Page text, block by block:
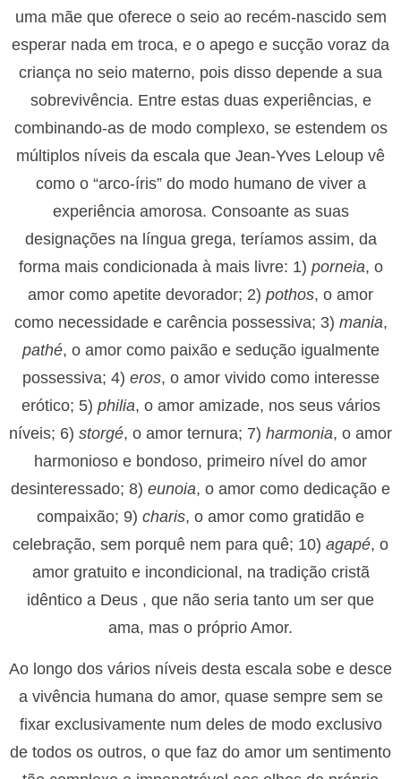
uma mãe que oferece o seio ao recém-nascido sem
esperar nada em troca, e o apego e sucção voraz da
criança no seio materno, pois disso depende a sua
sobrevivência. Entre estas duas experiências, e
combinando-as de modo complexo, se estendem os
múltiplos níveis da escala que Jean-Yves Leloup vê
como o “arco-íris” do modo humano de viver a
experiência amorosa. Consoante as suas
designações na língua grega, teríamos assim, da
forma mais condicionada à mais livre: 1) porneia, o
amor como apetite devorador; 2) pothos, o amor
como necessidade e carência possessiva; 3) mania,
pathé, o amor como paixão e sedução igualmente
possessiva; 4) eros, o amor vivido como interesse
erótico; 5) philia, o amor amizade, nos seus vários
níveis; 6) storgé, o amor ternura; 7) harmonia, o amor
harmonioso e bondoso, primeiro nível do amor
desinteressado; 8) eunoia, o amor como dedicação e
compaixão; 9) charis, o amor como gratidão e
celebração, sem porquê nem para quê; 10) agapé, o
amor gratuito e incondicional, na tradição cristã
idêntico a Deus , que não seria tanto um ser que
ama, mas o próprio Amor.
Ao longo dos vários níveis desta escala sobe e desce
a vivência humana do amor, quase sempre sem se
fixar exclusivamente num deles de modo exclusivo
de todos os outros, o que faz do amor um sentimento